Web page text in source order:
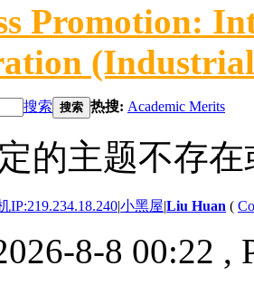
Promotion:
搜索 搜索 热搜: Academic Merits
的主题不存
IP:219.234.18.240|小黑屋|Liu Huan (
8-8 00:22 ,